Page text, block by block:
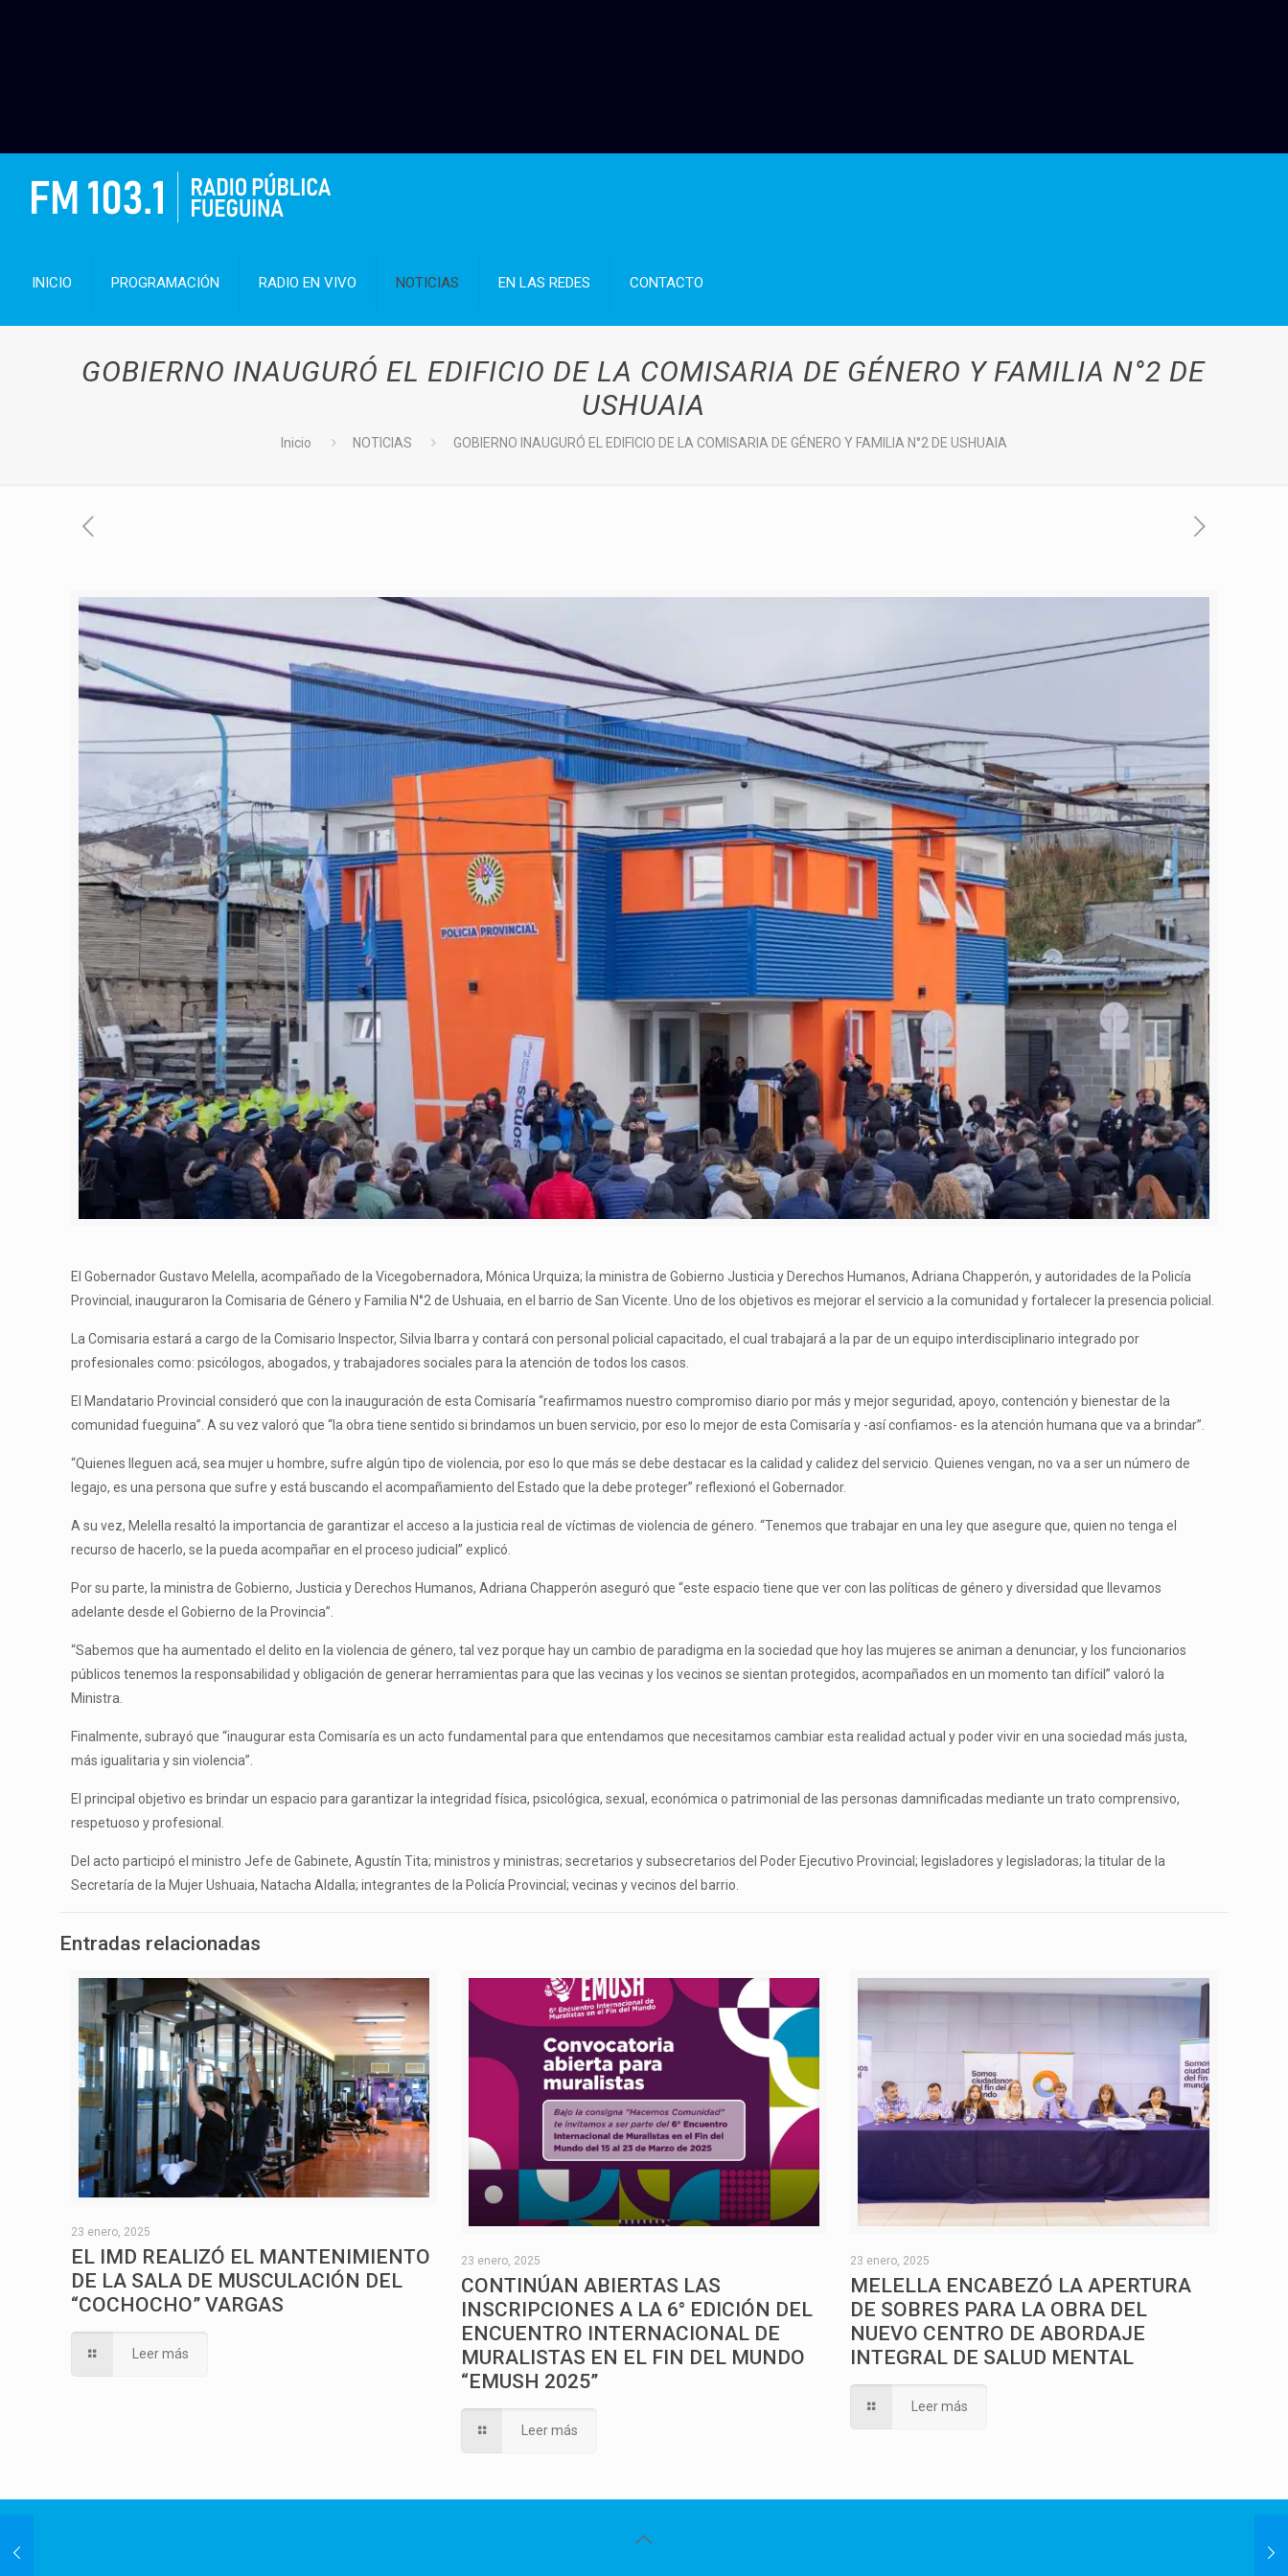
INICIO PROGRAMACIÓN RADIO EN VIVO NOTICIAS EN LAS REDES CONTACTO
GOBIERNO INAUGURÓ EL EDIFICIO DE LA COMISARIA DE GÉNERO Y FAMILIA N°2 DE
USHUAIA
Inicio NOTICIAS GOBIERNO INAUGURÓ EL EDIFICIO DE LA COMISARIA DE GÉNERO Y FAMILIA N°2 DE USHUAIA
El Gobernador Gustavo Melella, acompañado de la Vicegobernadora, Mónica Urquiza; la ministra de Gobierno Justicia y Derechos Humanos, Adriana Chapperón, y autoridades de la Policía
Provincial, inauguraron la Comisaria de Género y Familia N°2 de Ushuaia, en el barrio de San Vicente. Uno de los objetivos es mejorar el servicio a la comunidad y fortalecer la presencia policial.
La Comisaria estará a cargo de la Comisario Inspector, Silvia Ibarra y contará con personal policial capacitado, el cual trabajará a la par de un equipo interdisciplinario integrado por
profesionales como: psicólogos, abogados, y trabajadores sociales para la atención de todos los casos.
El Mandatario Provincial consideró que con la inauguración de esta Comisaría “reafirmamos nuestro compromiso diario por más y mejor seguridad, apoyo, contención y bienestar de la
comunidad fueguina”. A su vez valoró que “la obra tiene sentido si brindamos un buen servicio, por eso lo mejor de esta Comisaría y -así confiamos- es la atención humana que va a brindar”.
“Quienes lleguen acá, sea mujer u hombre, sufre algún tipo de violencia, por eso lo que más se debe destacar es la calidad y calidez del servicio. Quienes vengan, no va a ser un número de
legajo, es una persona que sufre y está buscando el acompañamiento del Estado que la debe proteger” reflexionó el Gobernador.
A su vez, Melella resaltó la importancia de garantizar el acceso a la justicia real de víctimas de violencia de género. “Tenemos que trabajar en una ley que asegure que, quien no tenga el
recurso de hacerlo, se la pueda acompañar en el proceso judicial” explicó.
Por su parte, la ministra de Gobierno, Justicia y Derechos Humanos, Adriana Chapperón aseguró que “este espacio tiene que ver con las políticas de género y diversidad que llevamos
adelante desde el Gobierno de la Provincia”.
“Sabemos que ha aumentado el delito en la violencia de género, tal vez porque hay un cambio de paradigma en la sociedad que hoy las mujeres se animan a denunciar, y los funcionarios
públicos tenemos la responsabilidad y obligación de generar herramientas para que las vecinas y los vecinos se sientan protegidos, acompañados en un momento tan difícil” valoró la
Ministra.
Finalmente, subrayó que “inaugurar esta Comisaría es un acto fundamental para que entendamos que necesitamos cambiar esta realidad actual y poder vivir en una sociedad más justa,
más igualitaria y sin violencia”.
El principal objetivo es brindar un espacio para garantizar la integridad física, psicológica, sexual, económica o patrimonial de las personas damnificadas mediante un trato comprensivo,
respetuoso y profesional.
Del acto participó el ministro Jefe de Gabinete, Agustín Tita; ministros y ministras; secretarios y subsecretarios del Poder Ejecutivo Provincial; legisladores y legisladoras; la titular de la
Secretaría de la Mujer Ushuaia, Natacha Aldalla; integrantes de la Policía Provincial; vecinas y vecinos del barrio.
Entradas relacionadas
23 enero, 2025
EL IMD REALIZÓ EL MANTENIMIENTO
DE LA SALA DE MUSCULACIÓN DEL
“COCHOCHO” VARGAS
Leer más
23 enero, 2025
CONTINÚAN ABIERTAS LAS
INSCRIPCIONES A LA 6° EDICIÓN DEL
ENCUENTRO INTERNACIONAL DE
MURALISTAS EN EL FIN DEL MUNDO
“EMUSH 2025”
Leer más
23 enero, 2025
MELELLA ENCABEZÓ LA APERTURA
DE SOBRES PARA LA OBRA DEL
NUEVO CENTRO DE ABORDAJE
INTEGRAL DE SALUD MENTAL
Leer más